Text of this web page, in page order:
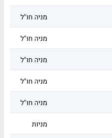
מניה חו"ל
מניה חו"ל
מניה חו"ל
מניה חו"ל
מניה חו"ל
מניות